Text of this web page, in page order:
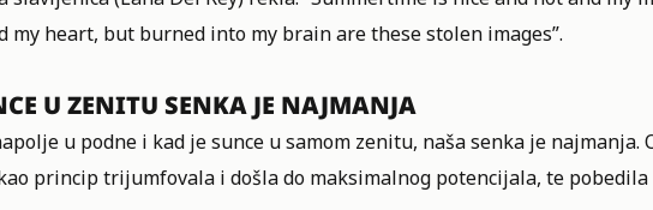
my heart, but burned into my brain are these stolen images”.
U ZENITU SENKA JE NAJMANJA
u podne i kad je sunce u samom zenitu, naša senka je najmanja.
princip trijumfovala i došla do maksimalnog potencijala, te pobedila